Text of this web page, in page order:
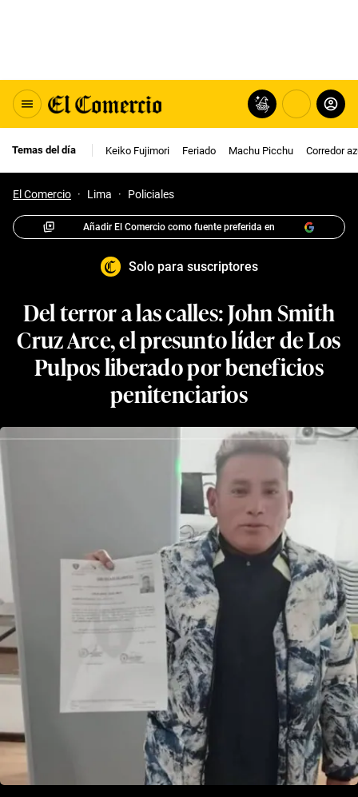
Temas del día Keiko Fujimori Feriado Machu Picchu Corredor
El Comercio · Lima · Policiales
Añadir El Comercio como fuente preferida en
Solo para suscriptores
Del terror a las calles: John Smith
Cruz Arce, el presunto líder de Los
Pulpos liberado por beneficios
penitenciarios